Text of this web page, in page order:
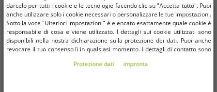
Taglie disponibili
36
Taglie disponibili
darcelo per tutti i cookie e le tecnologie facendo clic su "Accetta tutto". Puoi
anche utilizzare solo i cookie necessari o personalizzare le tue impostazioni.
Sotto la voce "Ulteriori impostazioni" è elencato esattamente quale cookie è
responsabile di cosa e viene utilizzato. I dettagli sui cookie utilizzati sono
disponibili nella nostra dichiarazione sulla protezione dei dati. Puoi anche
revocare il tuo consenso lì in qualsiasi momento. I dettagli di contatto sono
Protezione dati impronta